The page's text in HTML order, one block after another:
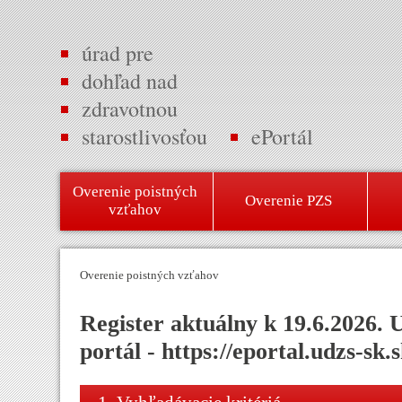
úrad pre
dohľad nad
zdravotnou
starostlivosťou
ePortál
Overenie poistných
vzťahov
Overenie PZS
Overenie poistných vzťahov
Register aktuálny k
portál - https://eportal.udzs-